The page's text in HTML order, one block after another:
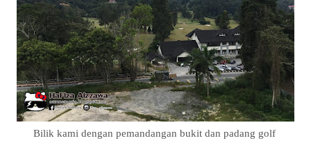
Bilik kami dengan pemandangan bukit dan padang golf